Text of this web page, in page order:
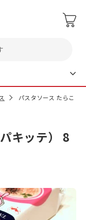
パスタソース たらこ（
キッテ） 8